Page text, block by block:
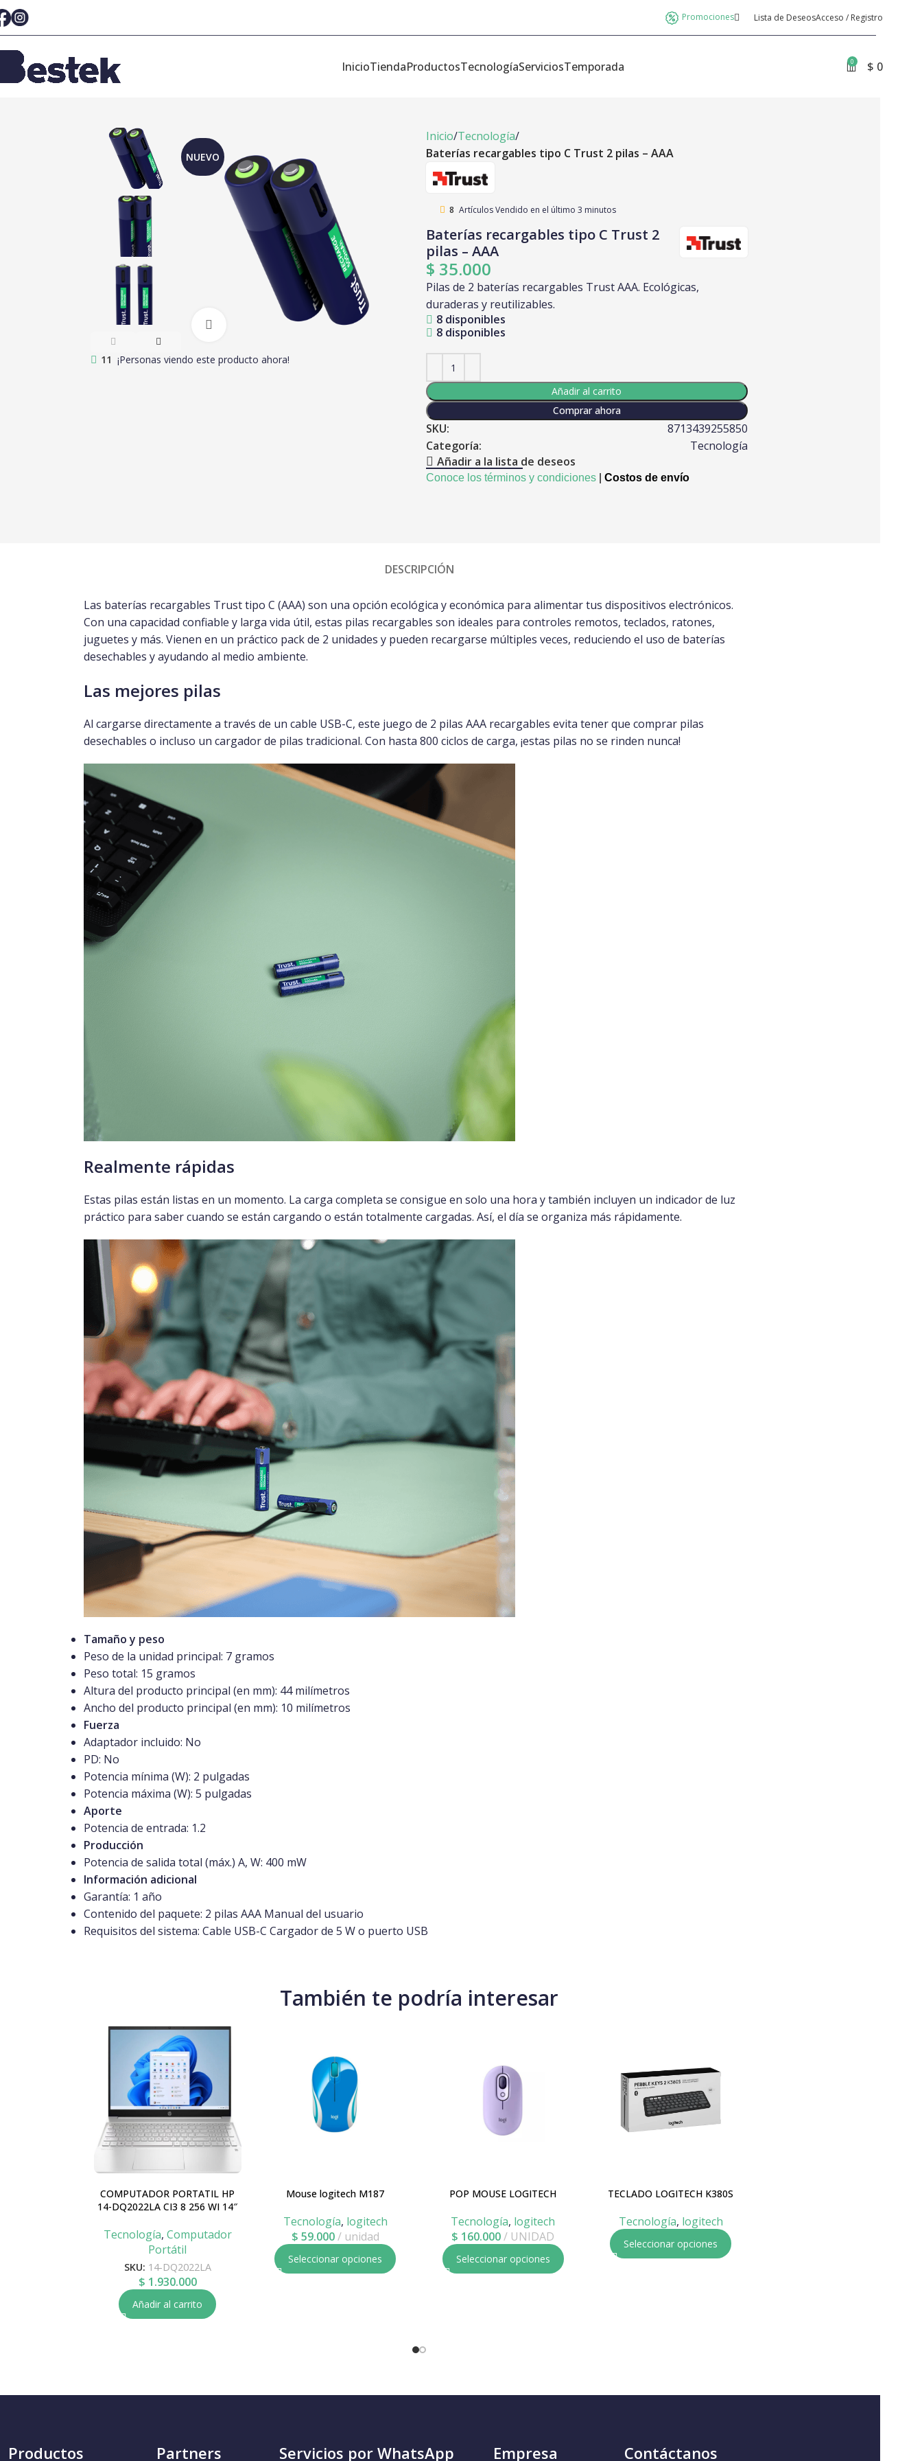
Promociones Lista de DeseosAcceso / Registro
InicioTiendaProductosTecnologíaServiciosTemporada 0 $ 0
NUEVO
Clic para ampliar
11 ¡Personas viendo este producto ahora!
Inicio Tecnología
Baterías recargables tipo C Trust 2 pilas – AAA
8 Artículos Vendido en el último 3 minutos
Baterías recargables tipo C Trust 2
pilas – AAA
$ 35.000
Pilas de 2 baterías recargables Trust AAA. Ecológicas,
duraderas y reutilizables.
8 disponibles
8 disponibles
Añadir al carrito
Comprar ahora
SKU:
8713439255850
Categoría:
Tecnología
Añadir a la lista de deseos
Conoce los términos y condiciones Costos de envío
DESCRIPCIÓN
Las baterías recargables Trust tipo C (AAA) son una opción ecológica y económica para alimentar tus dispositivos electrónicos.
Con una capacidad confiable y larga vida útil, estas pilas recargables son ideales para controles remotos, teclados, ratones,
juguetes y más. Vienen en un práctico pack de 2 unidades y pueden recargarse múltiples veces, reduciendo el uso de baterías
desechables y ayudando al medio ambiente.
Las mejores pilas
Al cargarse directamente a través de un cable USB-C, este juego de 2 pilas AAA recargables evita tener que comprar pilas
desechables o incluso un cargador de pilas tradicional. Con hasta 800 ciclos de carga, ¡estas pilas no se rinden nunca!
Realmente rápidas
Estas pilas están listas en un momento. La carga completa se consigue en solo una hora y también incluyen un indicador de luz
práctico para saber cuando se están cargando o están totalmente cargadas. Así, el día se organiza más rápidamente.
Tamaño y peso
Peso de la unidad principal: 7 gramos
Peso total: 15 gramos
Altura del producto principal (en mm): 44 milímetros
Ancho del producto principal (en mm): 10 milímetros
Fuerza
Adaptador incluido: No
PD: No
Potencia mínima (W): 2 pulgadas
Potencia máxima (W):5 pulgadas
Aporte
Potencia de entrada: 1.2
Producción
Potencia de salida total (máx.) A, W: 400 mW
Información adicional
Garantía: 1 año
Contenido del paquete: 2 pilas AAA Manual del usuario
Requisitos del sistema:Cable USB-C Cargador de 5 W o puerto USB
También te podría interesar
COMPUTADOR PORTATIL HP
14-DQ2022LA CI3 8 256 WI 14″
Tecnología, Computador
Portátil
SKU: 14-DQ2022LA
$ 1.930.000
Añadir al carrito
Mouse logitech M187
Tecnología, logitech
$ 59.000 unidad
Seleccionar opciones
POP MOUSE LOGITECH
Tecnología, logitech
$ 160.000 UNIDAD
Seleccionar opciones
TECLADO LOGITECH K380S
Tecnología, logitech
Seleccionar opciones
Productos Partners Servicios por WhatsApp Empresa Contáctanos